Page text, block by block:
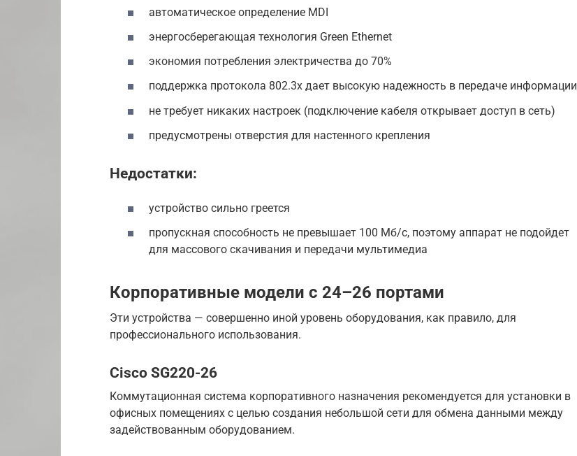
автоматическое определение MDI
энергосберегающая технология Green Ethernet
экономия потребления электричества до 70%
поддержка протокола 802.3х дает высокую надежность в передаче информации
не требует никаких настроек (подключение кабеля открывает доступ в сеть)
предусмотрены отверстия для настенного крепления
Недостатки:
устройство сильно греется
пропускная способность не превышает 100 Мб/с, поэтому аппарат не подойдет
для массового скачивания и передачи мультимедиа
Корпоративные модели с 24–26 портами
Эти устройства — совершенно иной уровень оборудования, как правило, для
профессионального использования.
Cisco SG220-26
Коммутационная система корпоративного назначения рекомендуется для установки в
офисных помещениях с целью создания небольшой сети для обмена данными между
задействованным оборудованием.